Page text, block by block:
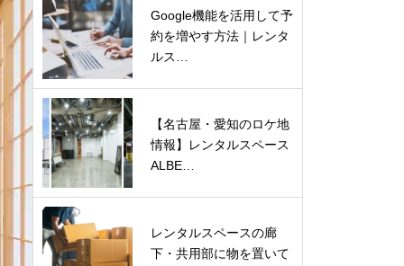
Google機能を活用して予
約を増やす方法｜レンタ
ルス…
【名古屋・愛知のロケ地
情報】レンタルスペース
ALBE…
レンタルスペースの廊
下・共用部に物を置いて